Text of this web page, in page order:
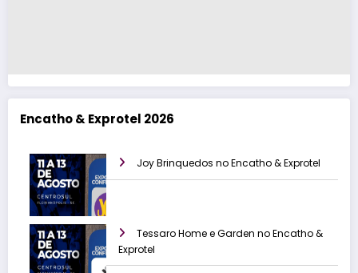
Encatho & Exprotel 2026
Joy Brinquedos no Encatho & Exprotel
Tessaro Home e Garden no Encatho &
Exprotel